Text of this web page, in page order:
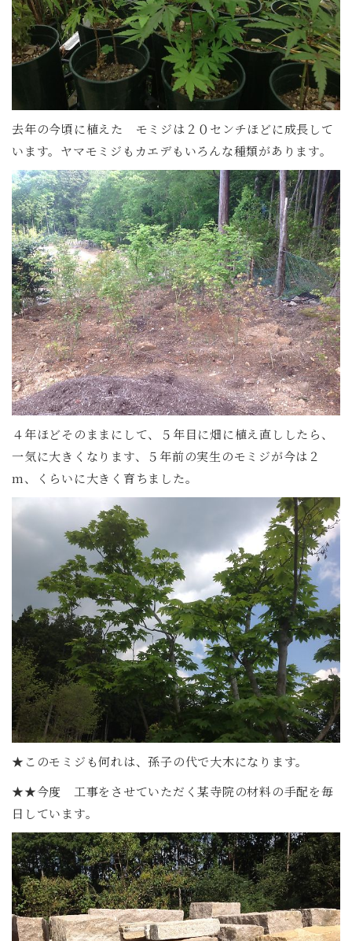
去年の今頃に植えた モミジは２０センチほどに成長して
います。ヤマモミジもカエデもいろんな種類があります。
４年ほどそのままにして、５年目に畑に植え直ししたら、
一気に大きくなります、５年前の実生のモミジが今は２
m、くらいに大きく育ちました。
★このモミジも何れは、孫子の代で大木になります。
★★今度 工事をさせていただく某寺院の材料の手配を毎
日しています。